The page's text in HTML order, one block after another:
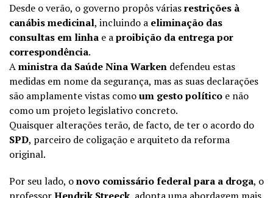
Desde o verão, o governo propôs váriasrestrições à
canábis medicinal, incluindo a eliminação das
consultas em linha e aproibição da entrega por
correspondência.
Aministra da Saúde Nina Warken defendeu estas
medidas em nome da segurança, mas as suas declarações
são amplamente vistas comoum gesto político e não
como um projeto legislativo concreto.
Quaisquer alterações terão, de facto, de ter o acordo do
SPD, parceiro de coligação e arquiteto da reforma
original.
Por seu lado, onovo comissário federal para a droga, o